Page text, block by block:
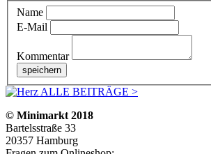
Name
E-Mail
Kommentar
ALLE BEITRÄGE >
© Minimarkt 2018
Bartelsstraße 33
20357 Hamburg